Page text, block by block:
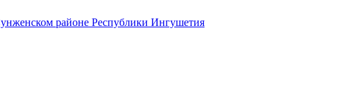
районе Республики Ингушетия